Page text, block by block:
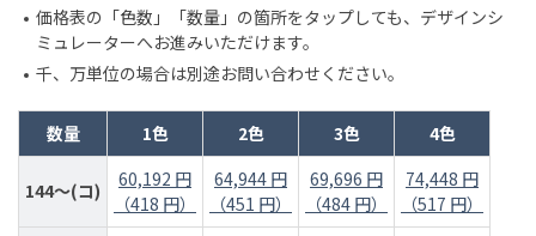
価格表の「色数」「数量」の箇所をタップしても、デザインシ
ミュレーターへお進みいただけます。
千、万単位の場合は別途お問い合わせください。
数量 1色 2色 3色 4色
144～(コ)
60,192 円
（418 円）
64,944 円
（451 円）
69,696 円
（484 円）
74,448 円
（517 円）